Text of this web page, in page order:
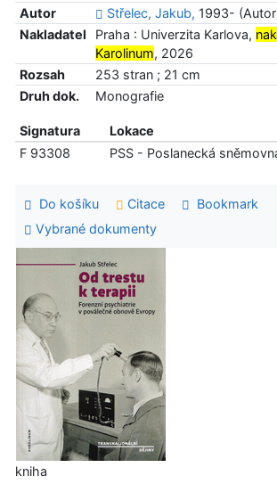
Autor
Střelec, Jakub, 1993-
Nakladatel
Praha : Univerzita Karlova,
Karolinum, 2026
Rozsah
253 stran ; 21 cm
Druh dok.
Monografie
Signatura Lokace
F 93308
PSS - Poslanecká
Do košíku Citace
Bookmark
Vybrané dokumenty
kniha